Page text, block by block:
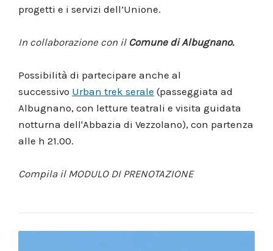
progetti e i servizi dell’Unione.
In collaborazione con il Comune di Albugnano.
Possibilità di partecipare anche al
successivo Urban trek serale (passeggiata ad
Albugnano, con letture teatrali e visita guidata
notturna dell'Abbazia di Vezzolano), con partenza
alle h 21.00.
Compila il MODULO DI PRENOTAZIONE